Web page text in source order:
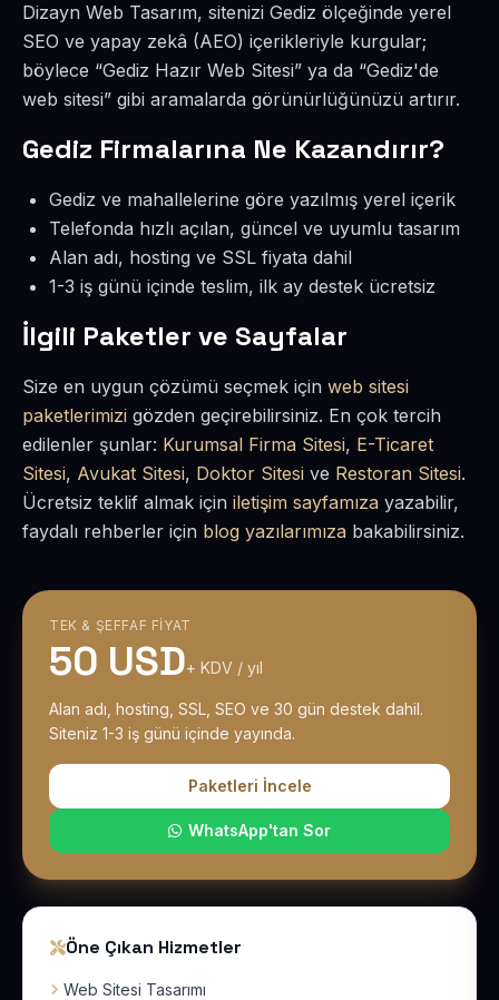
Dizayn Web Tasarım, sitenizi Gediz ölçeğinde yerel
SEO ve yapay zekâ (AEO) içerikleriyle kurgular;
böylece “Gediz Hazır Web Sitesi” ya da “Gediz'de
web sitesi” gibi aramalarda görünürlüğünüzü artırır.
Gediz Firmalarına Ne Kazandırır?
Gediz ve mahallelerine göre yazılmış yerel içerik
Telefonda hızlı açılan, güncel ve uyumlu tasarım
Alan adı, hosting ve SSL fiyata dahil
1-3 iş günü içinde teslim, ilk ay destek ücretsiz
İlgili Paketler ve Sayfalar
Size en uygun çözümü seçmek için web sitesi
paketlerimizi gözden geçirebilirsiniz. En çok tercih
edilenler şunlar: Kurumsal Firma Sitesi, E-Ticaret
Sitesi, Avukat Sitesi, Doktor Sitesi ve Restoran Sitesi.
Ücretsiz teklif almak için iletişim sayfamıza yazabilir,
faydalı rehberler için blog yazılarımıza bakabilirsiniz.
TEK & ŞEFFAF FIYAT
50 USD+ KDV / yıl
Alan adı, hosting, SSL, SEO ve 30 gün destek dahil.
Siteniz 1-3 iş günü içinde yayında.
Paketleri İncele
WhatsApp'tan Sor
Öne Çıkan Hizmetler
Web Sitesi Tasarımı